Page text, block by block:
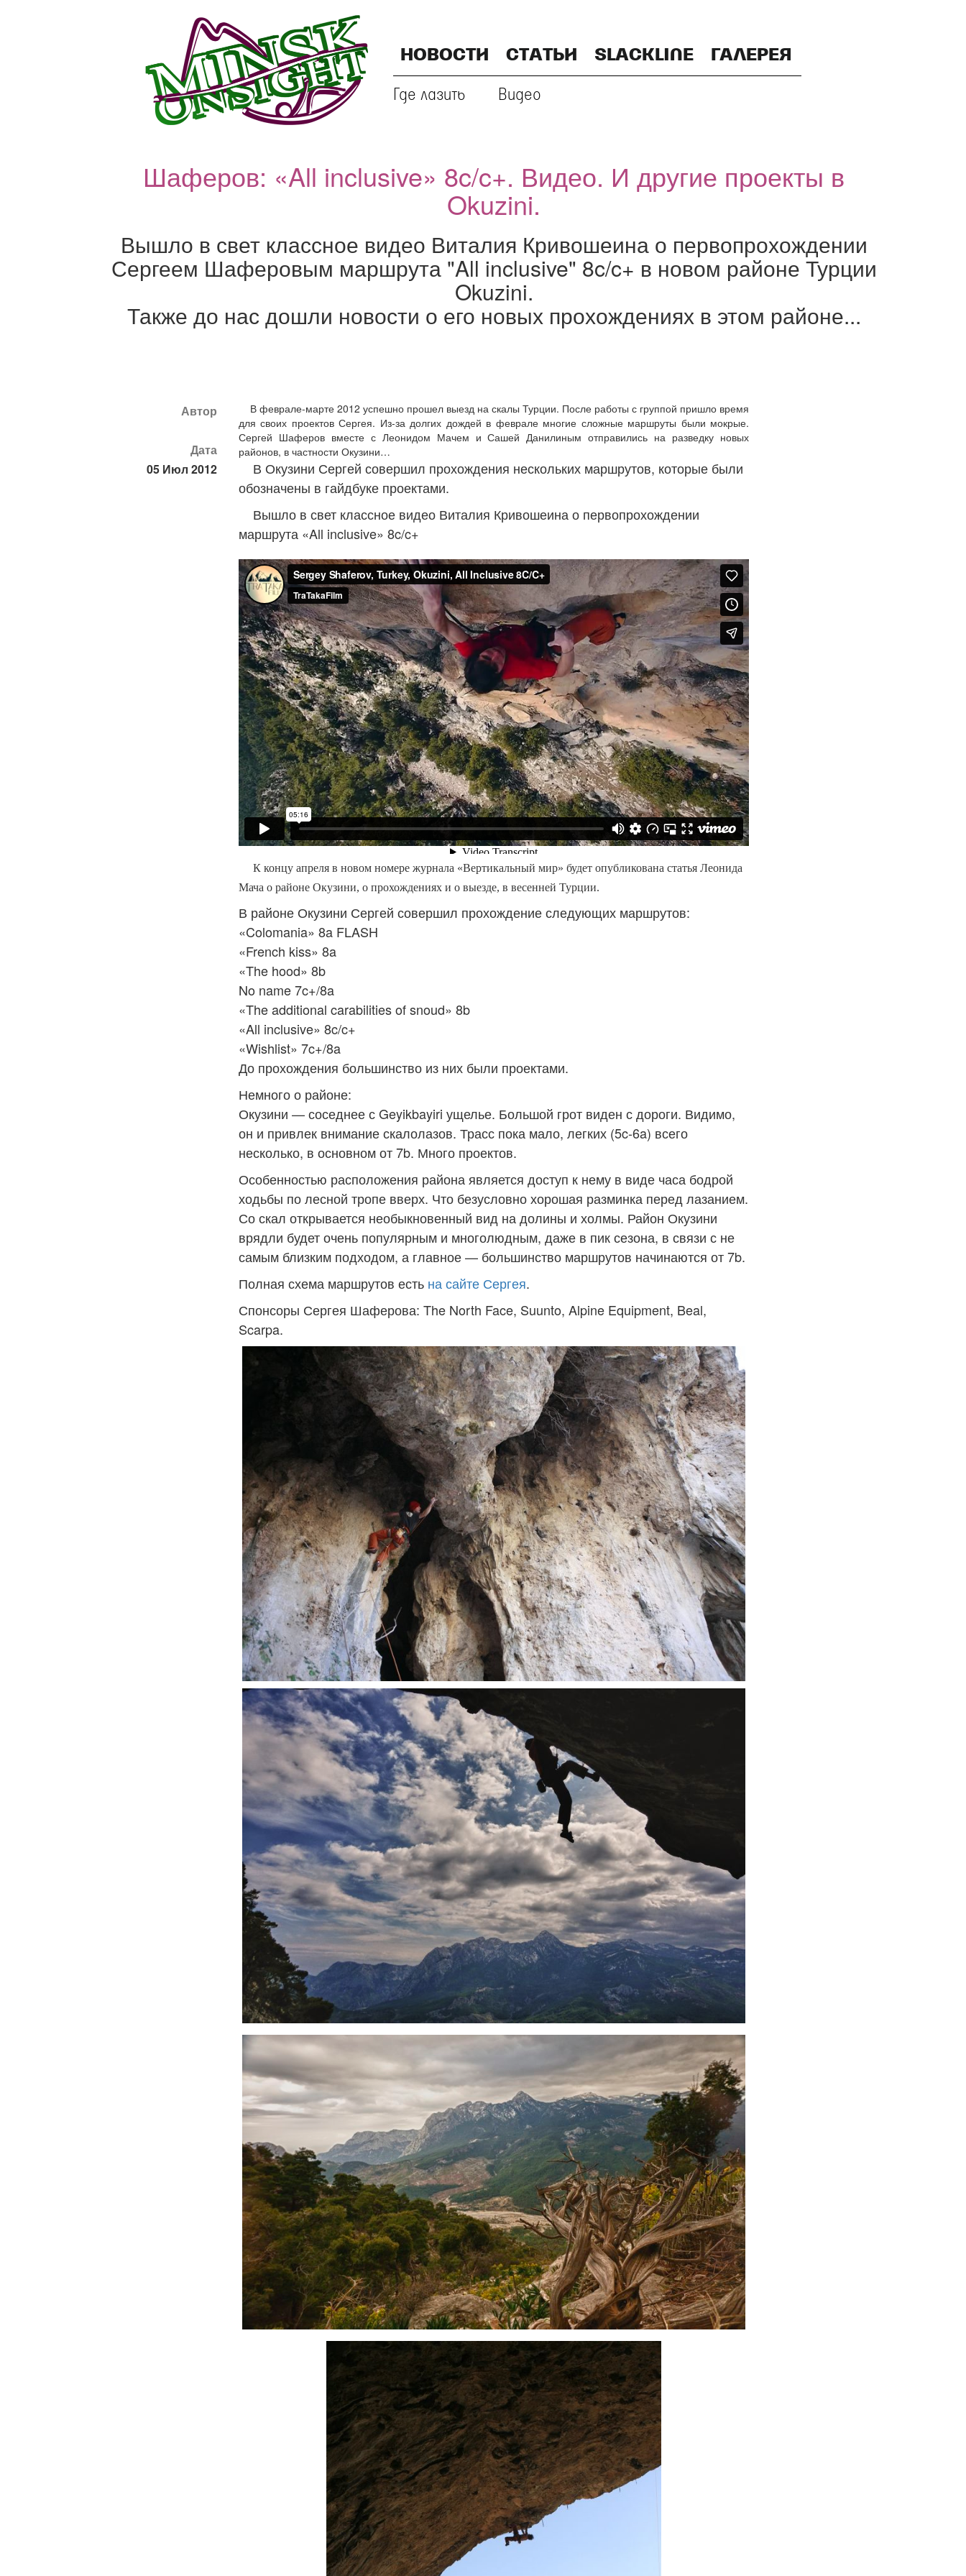
НОВОСТИ СТАТЬИ SLACKLINE ГАЛЕРЕЯ
Где лазить Видео
Шаферов: «All inclusive» 8c/c+. Видео. И другие проекты в
Okuzini.
Вышло в свет классное видео Виталия Кривошеина о первопрохождении
Сергеем Шаферовым маршрута "All inclusive" 8c/c+ в новом районе Турции
Okuzini.
Также до нас дошли новости о его новых прохождениях в этом районе...
Автор
Дата
05 Июл 2012
В феврале-марте 2012 успешно прошел выезд на скалы Турции. После работы с группой пришло время
для своих проектов Сергея. Из-за долгих дождей в феврале многие сложные маршруты были мокрые.
Сергей Шаферов вместе с Леонидом Мачем и Сашей Данилиным отправились на разведку новых
районов, в частности Окузини…
В Окузини Сергей совершил прохождения нескольких маршрутов, которые были
обозначены в гайдбуке проектами.
Вышло в свет классное видео Виталия Кривошеина о первопрохождении
маршрута «All inclusive» 8c/c+
К концу апреля в новом номере журнала «Вертикальный мир» будет опубликована статья Леонида
Мача о районе Окузини, о прохождениях и о выезде, в весенней Турции.
В районе Окузини Сергей совершил прохождение следующих маршрутов:
«Colomania» 8a FLASH
«French kiss» 8a
«The hood» 8b
No name 7c+/8a
«The additional carabilities of snoud» 8b
«All inclusive» 8c/c+
«Wishlist» 7c+/8a
До прохождения большинство из них были проектами.
Немного о районе:
Окузини — соседнее с Geyikbayiri ущелье. Большой грот виден с дороги. Видимо,
он и привлек внимание скалолазов. Трасс пока мало, легких (5c-6a) всего
несколько, в основном от 7b. Много проектов.
Особенностью расположения района является доступ к нему в виде часа бодрой
ходьбы по лесной тропе вверх. Что безусловно хорошая разминка перед лазанием.
Со скал открывается необыкновенный вид на долины и холмы. Район Окузини
врядли будет очень популярным и многолюдным, даже в пик сезона, в связи с не
самым близким подходом, а главное — большинство маршрутов начинаются от 7b.
Полная схема маршрутов есть на сайте Сергея.
Спонсоры Сергея Шаферова: The North Face, Suunto, Alpine Equipment, Beal,
Scarpa.